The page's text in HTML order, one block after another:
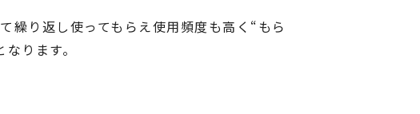
繰り返し使ってもらえ使用頻度も高く“もら
ります。